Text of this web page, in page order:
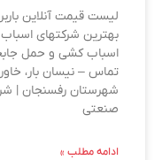
لیست قیمت آنلاین
بهترین شرکتهای
اسباب کشی و حمل
تماس – نیسان بار،
شهرستان رفسنجان |
صنعتی
ادامه مطلب »